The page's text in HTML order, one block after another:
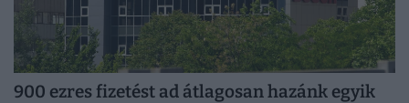
900 ezres fizetést ad átlagosan hazánk egyik